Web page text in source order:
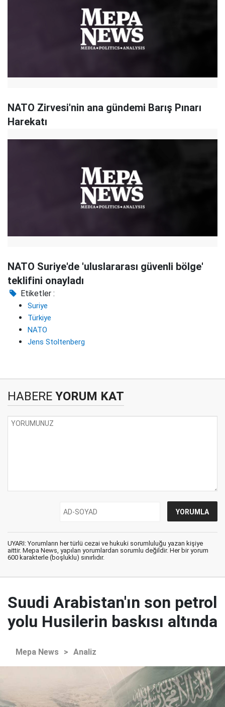
NATO Zirvesi'nin ana gündemi Barış Pınarı
Harekatı
NATO Suriye'de 'uluslararası güvenli bölge'
teklifini onayladı
Etiketler :
Suriye
Türkiye
NATO
Jens Stoltenberg
HABERE YORUM KAT
UYARI: Yorumların her türlü cezai ve hukuki sorumluluğu yazan kişiye
aittir. Mepa News, yapılan yorumlardan sorumlu değildir. Her bir yorum
600 karakterle (boşluklu) sınırlıdır.
Suudi Arabistan'ın son petrol
yolu Husilerin baskısı altında
Mepa News > Analiz